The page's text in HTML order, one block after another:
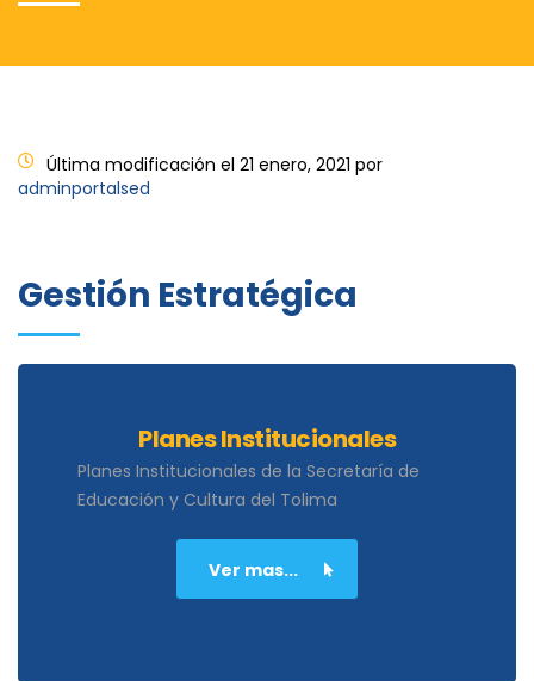
Última modificación el 21 enero, 2021 por
adminportalsed
Gestión Estratégica
Planes Institucionales
Planes Institucionales de la Secretaría de
Educación y Cultura del Tolima
Ver mas...